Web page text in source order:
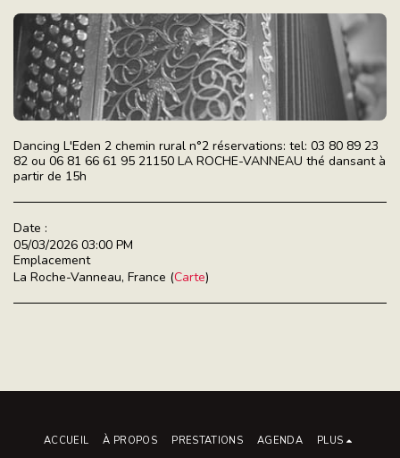
Dancing L'Eden 2 chemin rural n°2 réservations: tel: 03 80 89 23
82 ou 06 81 66 61 95 21150 LA ROCHE-VANNEAU thé dansant à
partir de 15h
Date :
05/03/2026 03:00 PM
Emplacement
La Roche-Vanneau, France (Carte)
ACCUEIL À PROPOS PRESTATIONS AGENDA PLUS